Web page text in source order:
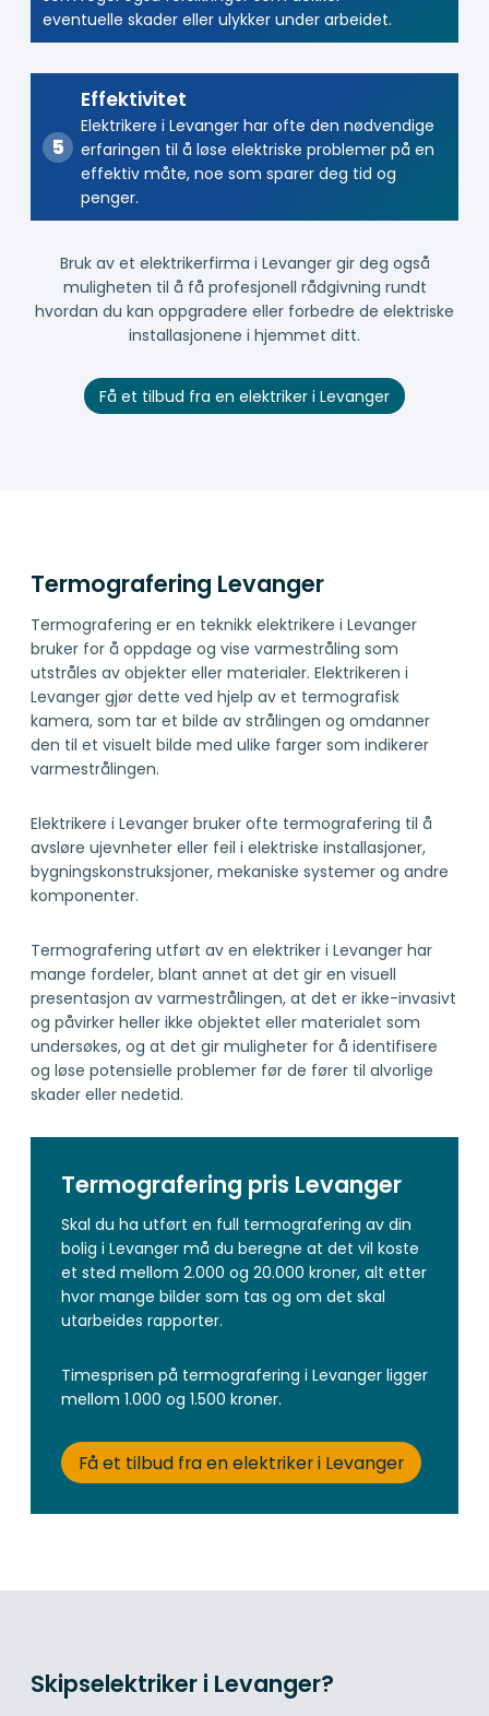
eventuelle skader eller ulykker under arbeidet.
Effektivitet
Elektrikere i Levanger har ofte den nødvendige
erfaringen til å løse elektriske problemer på en
effektiv måte, noe som sparer deg tid og
penger.
Bruk av et elektrikerfirma i Levanger gir deg også
muligheten til å få profesjonell rådgivning rundt
hvordan du kan oppgradere eller forbedre de elektriske
installasjonene i hjemmet ditt.
Få et tilbud fra en elektriker i Levanger
Termografering Levanger
Termografering er en teknikk elektrikere i Levanger
bruker for å oppdage og vise varmestråling som
utstråles av objekter eller materialer. Elektrikeren i
Levanger gjør dette ved hjelp av et termografisk
kamera, som tar et bilde av strålingen og omdanner
den til et visuelt bilde med ulike farger som indikerer
varmestrålingen.
Elektrikere i Levanger bruker ofte termografering til å
avsløre ujevnheter eller feil i elektriske installasjoner,
bygningskonstruksjoner, mekaniske systemer og andre
komponenter.
Termografering utført av en elektriker i Levanger har
mange fordeler, blant annet at det gir en visuell
presentasjon av varmestrålingen, at det er ikke-invasivt
og påvirker heller ikke objektet eller materialet som
undersøkes, og at det gir muligheter for å identifisere
og løse potensielle problemer før de fører til alvorlige
skader eller nedetid.
Termografering pris Levanger
Skal du ha utført en full termografering av din
bolig i Levanger må du beregne at det vil koste
et sted mellom 2.000 og 20.000 kroner, alt etter
hvor mange bilder som tas og om det skal
utarbeides rapporter.
Timesprisen på termografering i Levanger ligger
mellom 1.000 og 1.500 kroner.
Få et tilbud fra en elektriker i Levanger
Skipselektriker i Levanger?